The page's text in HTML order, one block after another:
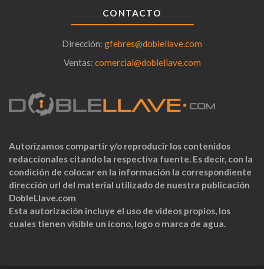
CONTACTO
Dirección: gfebres@doblellave.com
Ventas: comercial@doblellave.com
Autorizamos compartir y/o reproducir los contenidos
redaccionales citando la respectiva fuente. Es decir, con la
condición de colocar en la información la correspondiente
dirección url del material utilizado de nuestra publicación
DobleLlave.com
Esta autorización incluye el uso de videos propios, los
cuales tienen visible un ícono, logo o marca de agua.